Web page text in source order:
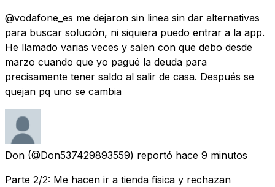
@vodafone_es me dejaron sin linea sin dar alternativas
para buscar solución, ni siquiera puedo entrar a la app.
He llamado varias veces y salen con que debo desde
marzo cuando que yo pagué la deuda para
precisamente tener saldo al salir de casa. Después se
quejan pq uno se cambia
Don (@Don537429893559) reportó hace 9 minutos
Parte 2/2: Me hacen ir a tienda fisica y rechazan